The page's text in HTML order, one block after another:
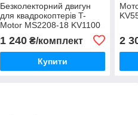
Безколекторний двигун
для квадрокоптерів T-
Motor MS2208-18 KV1100
мультикоптерів amc
1 240₴/комплект
Купити
2